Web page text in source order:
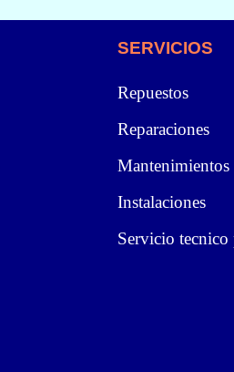
Repuestos
Reparaciones
Mantenimientos
Instalaciones
Servicio
SERVICIOS